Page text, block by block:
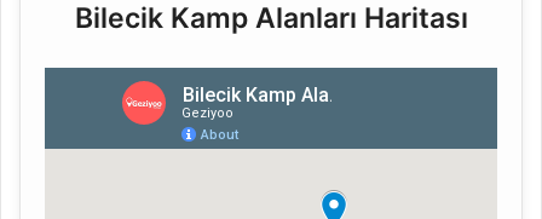
Bilecik Kamp Alanları Haritası